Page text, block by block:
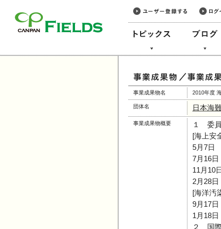
事業成果物名 2010年度
団体名 日本海
事業成果物概要
１ 委
[海上安
5月7日
7月16
11月10
2月28
[海洋汚
9月17
1月18
２ 国際